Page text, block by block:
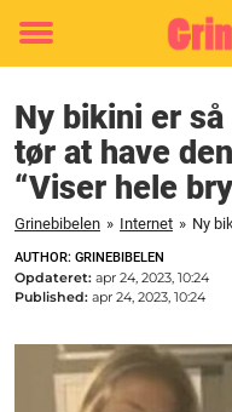
Toggle
Ny bikini er
tør at have
“Viser hele
Grinebibelen » Internet »
AUTHOR: GRINEBIBELEN
Opdateret: apr 24, 2023, 10:24
Published: apr 24, 2023, 10:24